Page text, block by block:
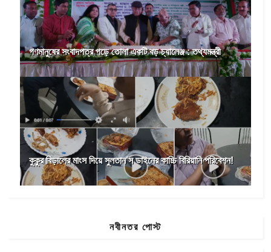
গণমানুষের সংবাদপত্র গড়ে তোলা একটি বড় চ্যালেঞ্জ : তথ্যমন্ত্রী
কুকুর বিড়ালের মাংস দিয়ে সুলতান’স ডাইনের কাচ্চি বিরিয়ানি পরিবেশন!
নবীনতর পোস্ট